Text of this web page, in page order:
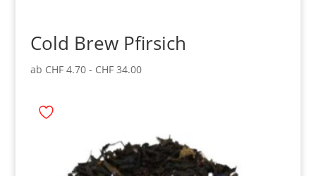
Cold Brew Pfirsich
ab CHF4.70- CHF34.00